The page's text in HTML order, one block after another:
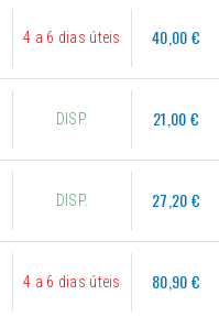
4 a 6 dias úteis 40,00 €
DISP. 21,00 €
DISP. 27,20 €
4 a 6 dias úteis 80,90 €